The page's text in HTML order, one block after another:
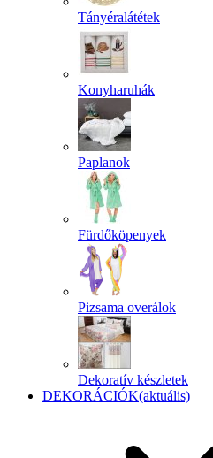
Tányéralátétek
Konyharuhák
Paplanok
Fürdőköpenyek
Pizsama overálok
Dekoratív készletek
DEKORÁCIÓK(aktuális)